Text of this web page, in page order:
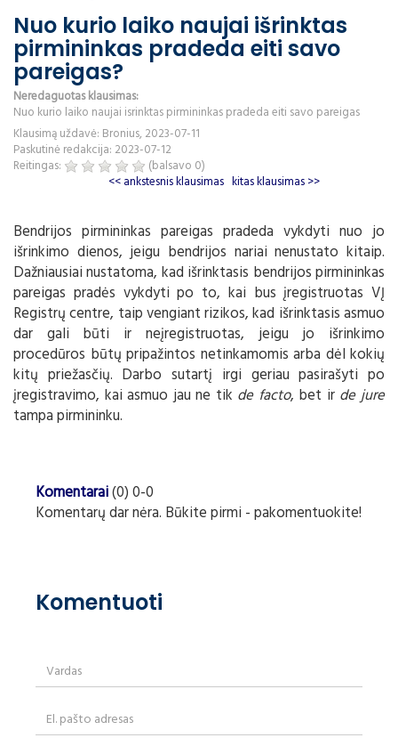
Nuo kurio laiko naujai išrinktas
pirmininkas pradeda eiti savo
pareigas?
Neredaguotas klausimas:
Nuo kurio laiko naujai isrinktas pirmininkas pradeda eiti savo pareigas
Klausimą uždavė: Bronius, 2023-07-11
Paskutinė redakcija: 2023-07-12
Reitingas:
(balsavo 0)
<< ankstesnis klausimas kitas klausimas >>
Bendrijos pirmininkas pareigas pradeda vykdyti nuo jo
išrinkimo dienos, jeigu bendrijos nariai nenustato kitaip.
Dažniausiai nustatoma, kad išrinktasis bendrijos pirmininkas
pareigas pradės vykdyti po to, kai bus įregistruotas VĮ
Registrų centre, taip vengiant rizikos, kad išrinktasis asmuo
dar gali būti ir neįregistruotas, jeigu jo išrinkimo
procedūros būtų pripažintos netinkamomis arba dėl kokių
kitų priežasčių. Darbo sutartį irgi geriau pasirašyti po
įregistravimo, kai asmuo jau ne tik de facto, bet ir de jure
tampa pirmininku.
Komentarai(0) 0-0
Komentarų dar nėra. Būkite pirmi - pakomentuokite!
Komentuoti